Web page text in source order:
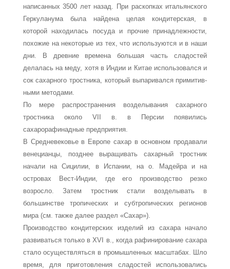
написанных 3500 лет назад. При раскопках итальян­ского
Геркуланума была найдена целая кондитерская, в
которой находилась посуда и прочие принадлежности,
похожие на некоторые из тех, что используются и в наши
дни. В древние времена большая часть сладостей
делалась на меду, хотя в Индии и Китае использовался и
сок сахарного тростника, который выпаривался примитив­
ными методами.
По мере распространения возделывания сахарного
тростника около VII в. в Персии появились
сахарорафинадные предприятия.
В Средневековье в Европе сахар в основном продавали
венецианцы, позднее выращивать сахарный тростник
начали на Сицилии, в Испании, на о. Мадейра и на
островах Вест-Индии, где его производство резко
возросло. Затем тростник стали возделывать в
большинстве тропических и субтропических регионов
мира (см. так­же далее раздел «Сахар»).
Производство кондитерских изделий из сахара начало
развиваться только в XVI в., когда рафинирование сахара
стало осуществляться в промышленных мас­штабах. Шло
время, для приготовления сладостей использовались